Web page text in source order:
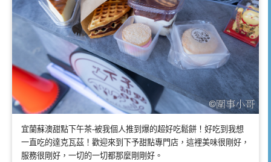
宜蘭蘇澳甜點下午茶-被我個人推到爆的超好吃鬆餅！好吃到我想
一直吃的達克瓦茲！歡迎來到下予甜點專門店，這裡美味很剛好，
服務很剛好，一切的一切都那麼剛剛好。